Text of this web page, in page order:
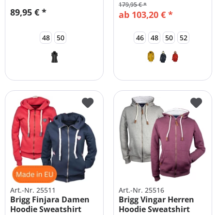
89,95 € *
48 50
ab 103,20 € *
179,95 € *
46 48 50 52
Art.-Nr. 25511
Brigg Finjara Damen
Hoodie Sweatshirt
Art.-Nr. 25516
Brigg Vingar Herren
Hoodie Sweatshirt